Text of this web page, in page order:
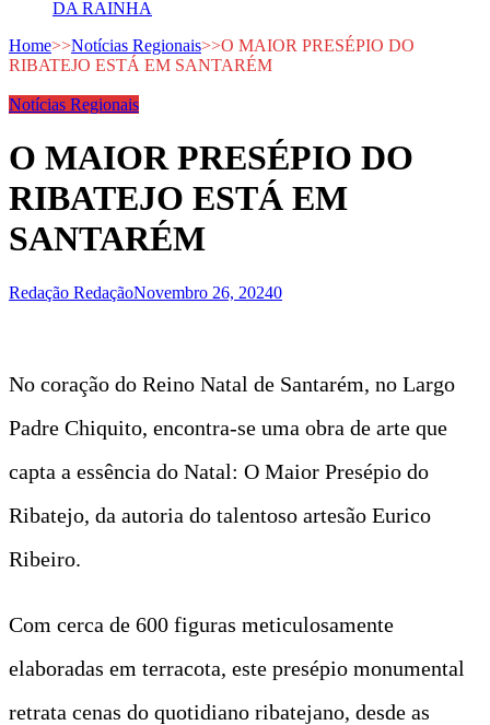
DA RAINHA
Home>>Notícias Regionais>>O MAIOR PRESÉPIO DO
RIBATEJO ESTÁ EM SANTARÉM
Notícias Regionais
O MAIOR PRESÉPIO DO
RIBATEJO ESTÁ EM
SANTARÉM
Redação RedaçãoNovembro 26, 20240
No coração do Reino Natal de Santarém, no Largo
Padre Chiquito, encontra-se uma obra de arte que
capta a essência do Natal: O Maior Presépio do
Ribatejo, da autoria do talentoso artesão Eurico
Ribeiro.
Com cerca de 600 figuras meticulosamente
elaboradas em terracota, este presépio monumental
retrata cenas do quotidiano ribatejano, desde as